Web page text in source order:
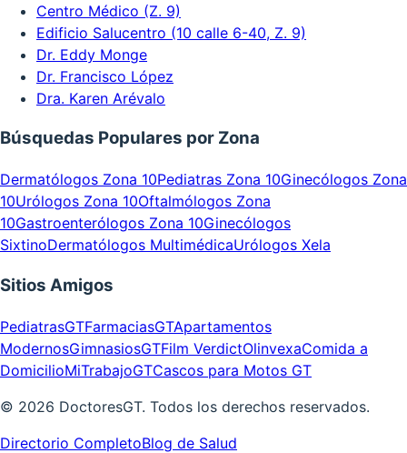
Centro Médico (Z. 9)
Edificio Salucentro (10 calle 6-40, Z. 9)
Dr. Eddy Monge
Dr. Francisco López
Dra. Karen Arévalo
Búsquedas Populares por Zona
Dermatólogos Zona 10Pediatras Zona 10Ginecólogos Zona
10Urólogos Zona 10Oftalmólogos Zona
10Gastroenterólogos Zona 10Ginecólogos
SixtinoDermatólogos MultimédicaUrólogos Xela
Sitios Amigos
PediatrasGTFarmaciasGTApartamentos
ModernosGimnasiosGTFilm VerdictOlinvexaComida a
DomicilioMiTrabajoGTCascos para Motos GT
© 2026 DoctoresGT. Todos los derechos reservados.
Directorio CompletoBlog de Salud